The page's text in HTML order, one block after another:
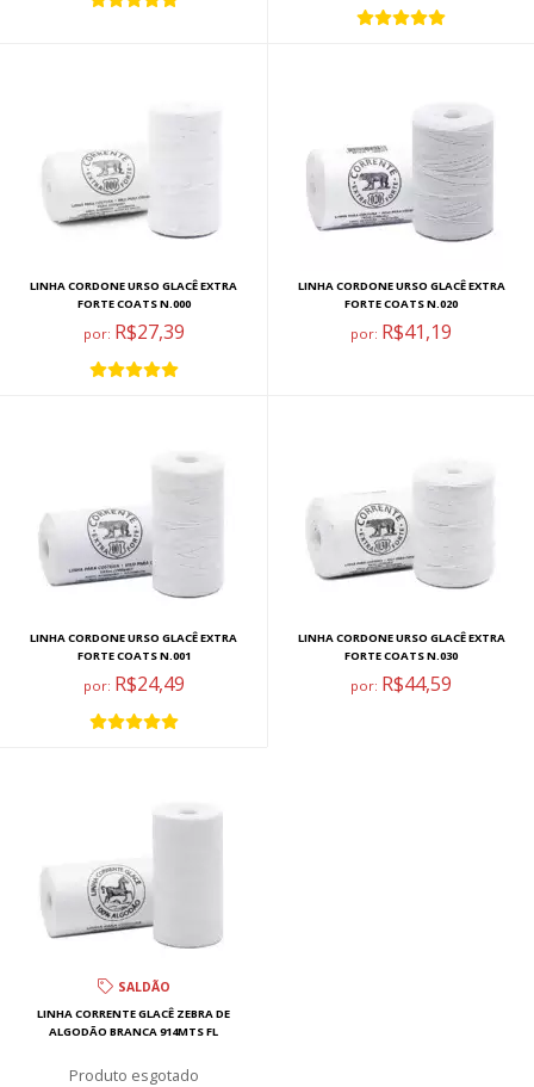
LINHA CORDONE URSO GLACÊ EXTRA
FORTE COATS N.000
por: R$27,39
LINHA CORDONE URSO GLACÊ EXTRA
FORTE COATS N.020
por: R$41,19
LINHA CORDONE URSO GLACÊ EXTRA
FORTE COATS N.001
por: R$24,49
LINHA CORDONE URSO GLACÊ EXTRA
FORTE COATS N.030
por: R$44,59
SALDÃO
LINHA CORRENTE GLACÊ ZEBRA DE
ALGODÃO BRANCA 914MTS FL
esgotado